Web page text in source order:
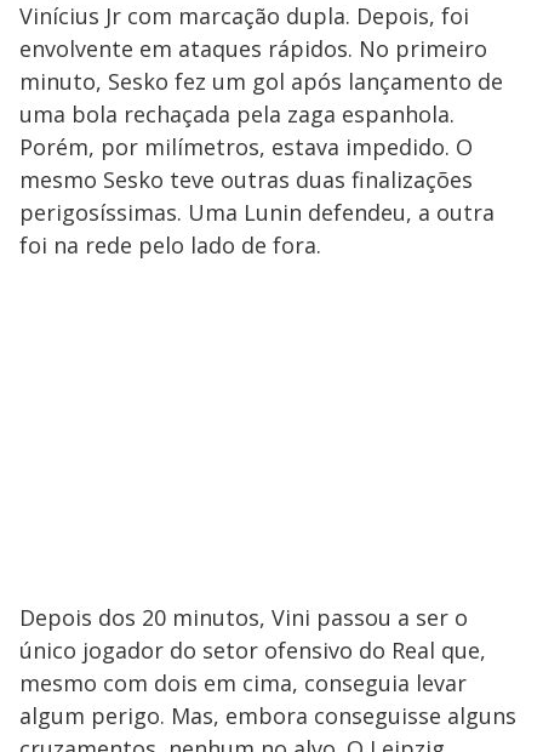
Vinícius Jr com marcação dupla. Depois, foi
envolvente em ataques rápidos. No primeiro
minuto, Sesko fez um gol após lançamento de
uma bola rechaçada pela zaga espanhola.
Porém, por milímetros, estava impedido. O
mesmo Sesko teve outras duas finalizações
perigosíssimas. Uma Lunin defendeu, a outra
foi na rede pelo lado de fora.
Depois dos 20 minutos, Vini passou a ser o
único jogador do setor ofensivo do Real que,
mesmo com dois em cima, conseguia levar
algum perigo. Mas, embora conseguisse alguns